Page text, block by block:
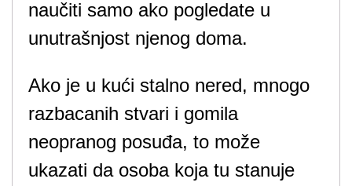
naučiti samo ako pogledate u
unutrašnjost njenog doma.
Ako je u kući stalno nered, mnogo
razbacanih stvari i gomila
neopranog posuđa, to može
ukazati da osoba koja tu stanuje